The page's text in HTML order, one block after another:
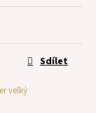
velký
Sdílet